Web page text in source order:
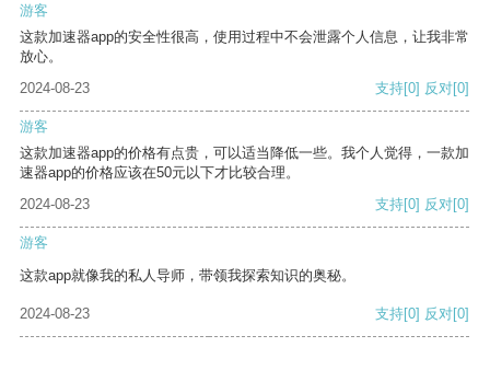
游客
这款加速器app的安全性很高，使用过程中不会泄露个人信息，让我非常
放心。
2024-08-23
支持[0] 反对[0]
游客
这款加速器app的价格有点贵，可以适当降低一些。我个人觉得，一款加
速器app的价格应该在50元以下才比较合理。
2024-08-23
支持[0] 反对[0]
游客
这款app就像我的私人导师，带领我探索知识的奥秘。
2024-08-23 支持[0] 反对[0]